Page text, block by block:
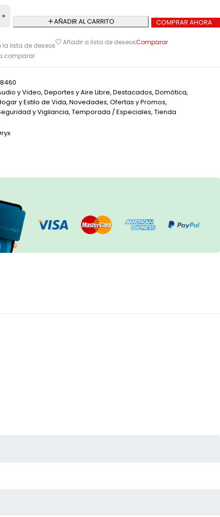
AÑADIR AL CARRITO COMPRAR AHORA
la lista de deseos Añadir a lista de deseosComparar
comparar
y Video, Deportes y Aire Libre, Destacados, Domótica,
y Estilo de Vida, Novedades, Ofertas y Promos,
y Vigilancia, Temporada / Especiales, Tienda